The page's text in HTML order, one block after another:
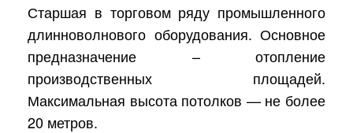
Старшая в торговом ряду промышленного
длинноволнового оборудования. Основное
предназначение – отопление
производственных площадей.
Максимальная высота потолков — не более
20 метров.